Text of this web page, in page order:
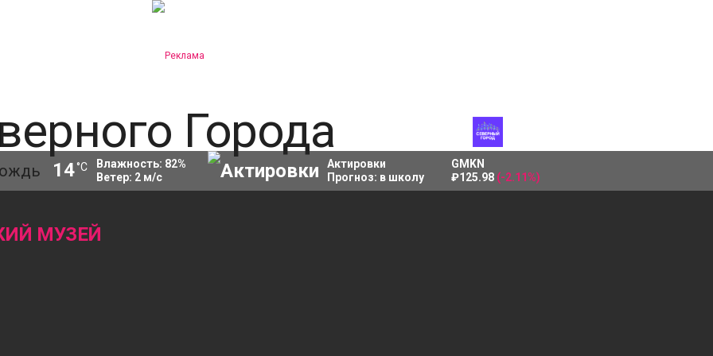
14 °C Влажность: 82%
Ветер: 2м/с
Актировки
Прогноз: в школу
GMKN
₽125.98 (-2.11%)
МУЗЕЙ